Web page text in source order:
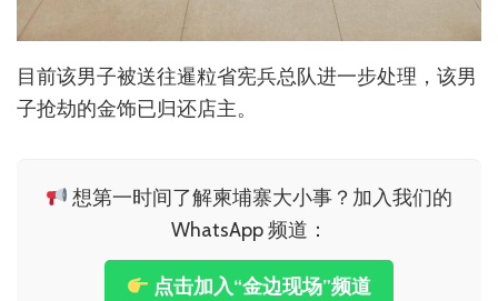
目前该男子被送往暹粒省宪兵总队进一步处理，该男
子抢劫的金饰已归还店主。
想第一时间了解柬埔寨大小事？加入我们的
WhatsApp 频道：
点击加入“金边现场”频道